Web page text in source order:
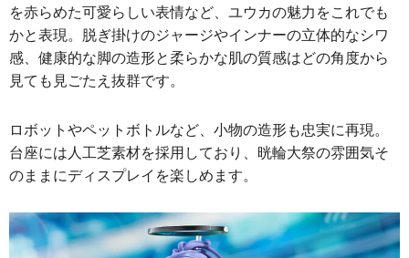
を赤らめた可愛らしい表情など、ユウカの魅力をこれでも
かと表現。脱ぎ掛けのジャージやインナーの立体的なシワ
感、健康的な脚の造形と柔らかな肌の質感はどの角度から
見ても見ごたえ抜群です。
ロボットやペットボトルなど、小物の造形も忠実に再現。
台座には人工芝素材を採用しており、晄輪大祭の雰囲気そ
のままにディスプレイを楽しめます。